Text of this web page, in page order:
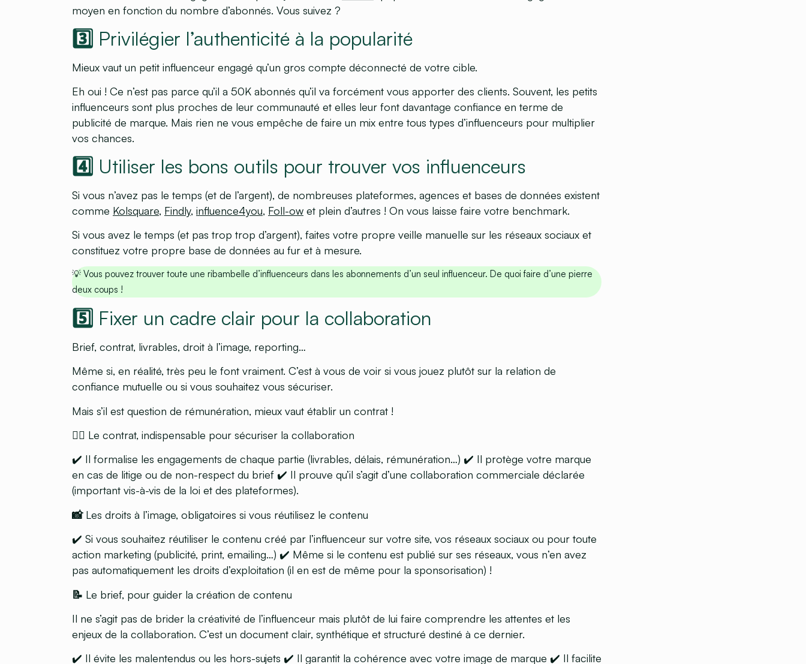
moyen en fonction du nombre d’abonnés. Vous suivez ?
3️⃣ Privilégier l’authenticité à la popularité
Mieux vaut un petit influenceur engagé qu’un gros compte déconnecté de votre cible.
Eh oui ! Ce n’est pas parce qu’il a 50K abonnés qu’il va forcément vous apporter des clients. Souvent, les petits
influenceurs sont plus proches de leur communauté et elles leur font davantage confiance en terme de
publicité de marque. Mais rien ne vous empêche de faire un mix entre tous types d’influenceurs pour multiplier
vos chances.
4️⃣ Utiliser les bons outils pour trouver vos influenceurs
Si vous n’avez pas le temps (et de l’argent), de nombreuses plateformes, agences et bases de données existent
comme Kolsquare, Findly, influence4you, Foll-ow et plein d’autres ! On vous laisse faire votre benchmark.
Si vous avez le temps (et pas trop trop d’argent), faites votre propre veille manuelle sur les réseaux sociaux et
constituez votre propre base de données au fur et à mesure.
💡 Vous pouvez trouver toute une ribambelle d’influenceurs dans les abonnements d’un seul influenceur. De quoi faire d’une pierre
deux coups !
5️⃣ Fixer un cadre clair pour la collaboration
Brief, contrat, livrables, droit à l’image, reporting…
Même si, en réalité, très peu le font vraiment. C’est à vous de voir si vous jouez plutôt sur la relation de
confiance mutuelle ou si vous souhaitez vous sécuriser.
Mais s’il est question de rémunération, mieux vaut établir un contrat !
🧑‍⚖️ Le contrat, indispensable pour sécuriser la collaboration
✔️ Il formalise les engagements de chaque partie (livrables, délais, rémunération…) ✔️ Il protège votre marque
en cas de litige ou de non-respect du brief ✔️ Il prouve qu’il s’agit d’une collaboration commerciale déclarée
(important vis-à-vis de la loi et des plateformes).
📸 Les droits à l’image, obligatoires si vous réutilisez le contenu
✔️ Si vous souhaitez réutiliser le contenu créé par l’influenceur sur votre site, vos réseaux sociaux ou pour toute
action marketing (publicité, print, emailing…) ✔️ Même si le contenu est publié sur ses réseaux, vous n’en avez
pas automatiquement les droits d’exploitation (il en est de même pour la sponsorisation) !
📝 Le brief, pour guider la création de contenu
Il ne s’agit pas de brider la créativité de l’influenceur mais plutôt de lui faire comprendre les attentes et les
enjeux de la collaboration. C’est un document clair, synthétique et structuré destiné à ce dernier.
✔️ Il évite les malentendus ou les hors-sujets ✔️ Il garantit la cohérence avec votre image de marque ✔️ Il facilite